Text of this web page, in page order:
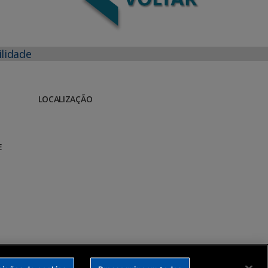
LOCALIZAÇÃO